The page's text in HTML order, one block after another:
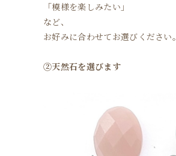
「模様を楽しみたい」
など、
お好みに合わせてお選びください。
②天然石を選びます